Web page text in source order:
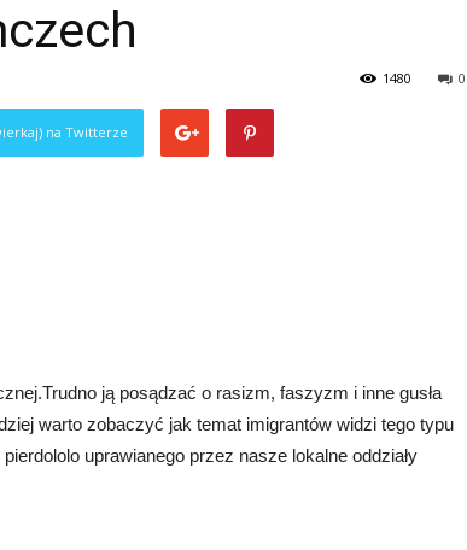
0
1480
na Twitterze
ją posądzać o rasizm, faszyzm i inne gusła
warto zobaczyć jak temat imigrantów widzi tego typu
uprawianego przez nasze lokalne oddziały